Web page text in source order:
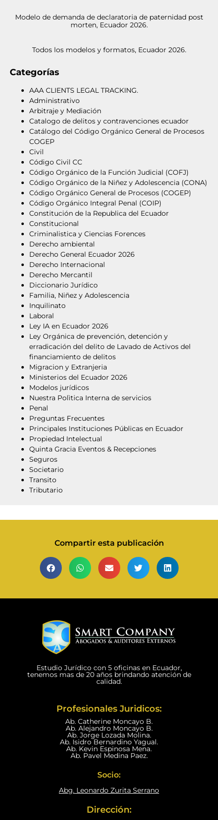
Modelo de demanda de declaratoria de paternidad post
morten, Ecuador 2026.
Todos los modelos y formatos, Ecuador 2026.
Categorías
AAA CLIENTS LEGAL TRACKING.
Administrativo
Arbitraje y Mediación
Catalogo de delitos y contravenciones ecuador
Catálogo del Código Orgánico General de Procesos
COGEP
Civil
Código Civil CC
Código Orgánico de la Función Judicial (COFJ)
Código Orgánico de la Niñez y Adolescencia (CONA)
Código Orgánico General de Procesos (COGEP)
Código Orgánico Integral Penal (COIP)
Constitución de la Republica del Ecuador
Constitucional
Criminalistica y Ciencias Forences
Derecho ambiental
Derecho General Ecuador 2026
Derecho Internacional
Derecho Mercantil
Diccionario Jurídico
Familia, Niñez y Adolescencia
Inquilinato
Laboral
Ley IA en Ecuador 2026
Ley Orgánica de prevención, detención y
erradicación del delito de Lavado de Activos del
financiamiento de delitos
Migracion y Extranjeria
Ministerios del Ecuador 2026
Modelos jurídicos
Nuestra Polìtica Interna de servicios
Penal
Preguntas Frecuentes
Principales Instituciones Públicas en Ecuador
Propiedad Intelectual
Quinta Gracia Eventos & Recepciones
Seguros
Societario
Transito
Tributario
Compartir esta publicación
Estudio Jurídico con 5 oficinas en Ecuador,
tenemos mas de 20 años brindando atención de
calidad.
Profesionales Juridicos:
Ab. Catherine Moncayo B.
Ab. Alejandro Moncayo B.
Ab. Jorge Lozada Molina.
Ab. Isidro Bernardino Yagual.
Ab. Kevin Espinosa Mena.
Ab. Pavel Medina Paez.
Socio:
Abg. Leonardo Zurita Serrano
Dirección: